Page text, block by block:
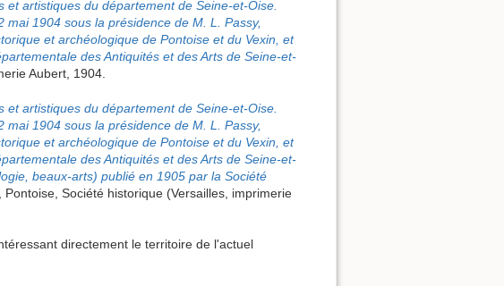
artistiques du département de Seine-et-Oise.
1904 sous la présidence de M. L. Passy,
et archéologique de Pontoise et du Vexin, et
des Antiquités et des Arts de Seine-et-
Aubert, 1904.
artistiques du département de Seine-et-Oise.
1904 sous la présidence de M. L. Passy,
et archéologique de Pontoise et du Vexin, et
des Antiquités et des Arts de Seine-et-
beaux-arts) publié en 1905 par la Société
Société historique (Versailles, imprimerie
directement le territoire de l'actuel